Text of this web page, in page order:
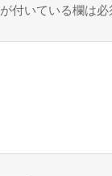
が付いている欄は